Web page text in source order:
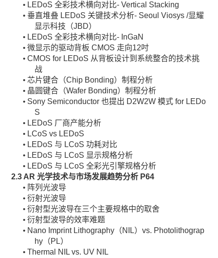
• LEDoS 全彩技术横向对比- Vertical Stacking
• 垂直堆叠 LEDoS 关键技术分析- Seoul Viosys /显耀
显示科技（JBD）
• LEDoS 全彩技术横向对比- InGaN
• 微显示的驱动背板 CMOS 走向12吋
• CMOS for LEDoS 从背板设计到系统整合的技术挑
战
• 芯片键合（Chip Bonding）制程分析
• 晶圆键合（Wafer Bonding）制程分析
• Sony Semiconductor 也提出 D2W2W 模式 for LEDo
S
• LEDoS 厂商产能分析
• LCoS vs LEDoS
• LEDoS 与 LCoS 功耗对比
• LEDoS 与 LCoS 显示规格分析
• LEDoS 与 LCoS 全彩光引擎规格分析
2.3 AR 光学技术与市场发展趋势分析 P64
• 阵列光波导
• 衍射光波导
• 衍射型光波导在三个主要规格中的取舍
• 衍射型波导的效率难题
• Nano Imprint Lithography（NIL）vs. Photolithograp
hy（PL）
• Thermal NIL vs. UV NIL